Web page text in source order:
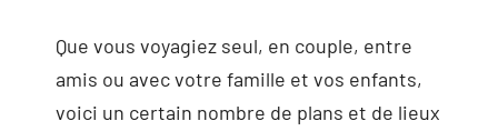
Que vous voyagiez seul, en couple, entre
amis ou avec votre famille et vos enfants,
voici un certain nombre de plans et de lieux